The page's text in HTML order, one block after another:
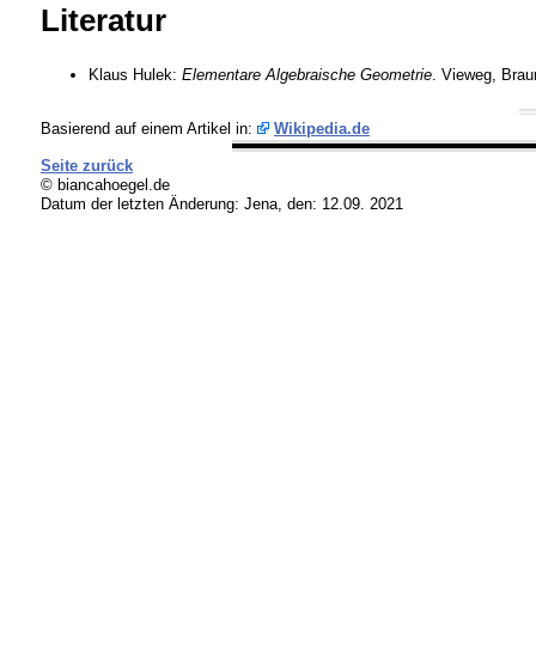
Literatur
Klaus Hulek: Elementare Algebraische Geometrie. Vieweg,
Basierend auf einem Artikel in: Wikipedia.de
Seite zurück
© biancahoegel.de
Datum der letzten Änderung: Jena, den: 12.09. 2021